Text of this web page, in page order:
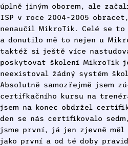
úplně jiným oborem, ale
ISP v roce 2004-2005
nenaučil MikroTik. Celé se
a donutilo mě to nejen u
taktéž si ještě více
poskytovat školení MikroTik
neexistoval žádný systém
Absolutně samozřejmě jsem
certifkačního kursu na
jsem na konec obdržel
den se nás certifikovalo
jsme první, já jen zjevně měl
jako první a od té doby